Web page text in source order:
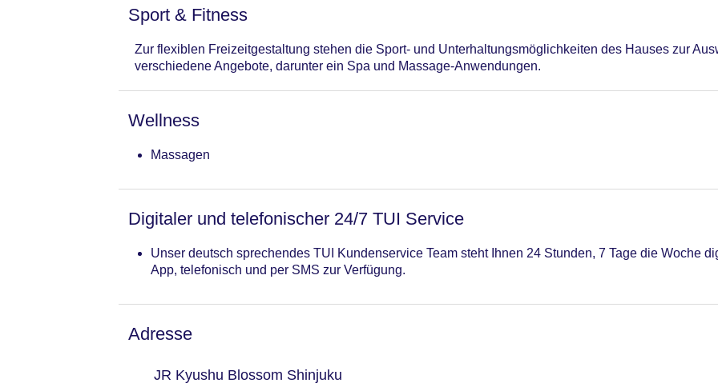
Sport & Fitness
Zur flexiblen Freizeitgestaltung stehen die Sport- und Unterhaltungsmöglichkeiten des Hauses zur
verschiedene Angebote, darunter ein Spa und Massage-Anwendungen.
Wellness
Massagen
Digitaler und telefonischer 24/7 TUI Service
Unser deutsch sprechendes TUI Kundenservice Team steht Ihnen 24 Stunden, 7 Tage die Woche
App, telefonisch und per SMS zur Verfügung.
Adresse
JR Kyushu Blossom Shinjuku